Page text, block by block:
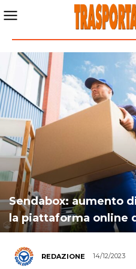
Sendabox: aumento
la piattaforma online
REDAZIONE 14/12/2023